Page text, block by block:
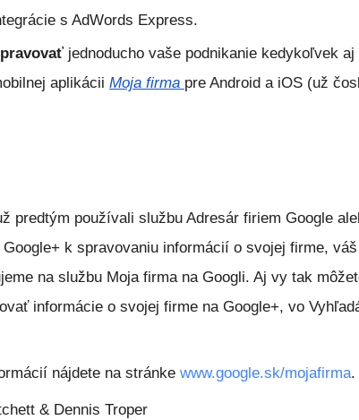
s AdWords Express.
jednoducho vaše podnikanie kedykoľvek
aplikácii Moja firma pre Android a iOS (už
predtým používali službu Adresár firiem Google
Google+ k spravovaniu informácií o svojej firme,
na službu Moja firma na Googli. Aj vy tak
informácie o svojej firme na Google+, vo
nájdete na stránke www.google.sk/mojafirma.
& Dennis Troper